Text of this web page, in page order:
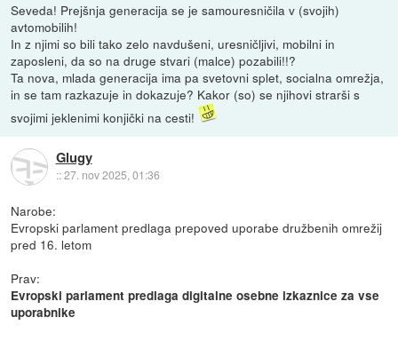
Seveda! Prejšnja generacija se je samouresničila v (svojih)
avtomobilih!
In z njimi so bili tako zelo navdušeni, uresničljivi, mobilni in
zaposleni, da so na druge stvari (malce) pozabili!!?
Ta nova, mlada generacija ima pa svetovni splet, socialna omrežja,
in se tam razkazuje in dokazuje? Kakor (so) se njihovi strarši s
svojimi jeklenimi konjički na cesti!
Glugy
::27. nov 2025, 01:36
Narobe:
Evropski parlament predlaga prepoved uporabe družbenih omrežij
pred 16. letom
Prav:
Evropski parlament predlaga digitalne osebne izkaznice za vse
uporabnike